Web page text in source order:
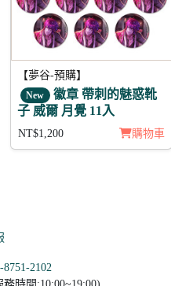
【夢谷-預購】
New
徽章 帶刺的魅惑靴
子 威爾 月覺 11入
NT$1,200 購物車
8751-2102